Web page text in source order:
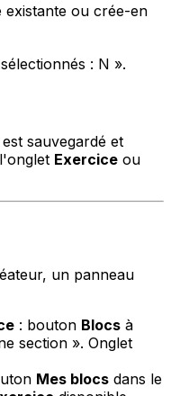
existante ou crée-en
: N ».
sauvegardé et
Exercice ou
un panneau
: bouton Blocs à
section ». Onglet
Mes blocs dans le